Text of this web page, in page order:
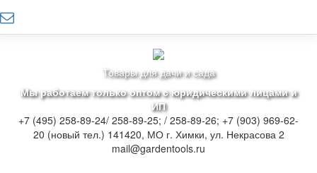
Товары для дачи и сада
Мы работаем только оптом с юридическими лицами и
ИП
+7 (495) 258-89-24/ 258-89-25; / 258-89-26; +7 (903) 969-62-
20 (новый тел.) 141420, МО г. Химки, ул. Некрасова 2
mail@gardentools.ru